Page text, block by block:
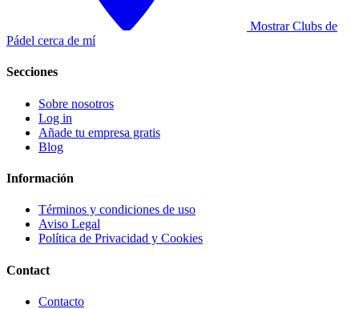
Mostrar Clubs de
Pádel cerca de mí
Secciones
Sobre nosotros
Log in
Añade tu empresa gratis
Blog
Información
Términos y condiciones de uso
Aviso Legal
Política de Privacidad y Cookies
Contact
Contacto